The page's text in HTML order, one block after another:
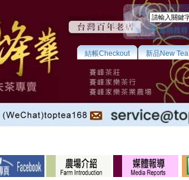
>> 進階搜尋
新品New Tea
結帳Checkout